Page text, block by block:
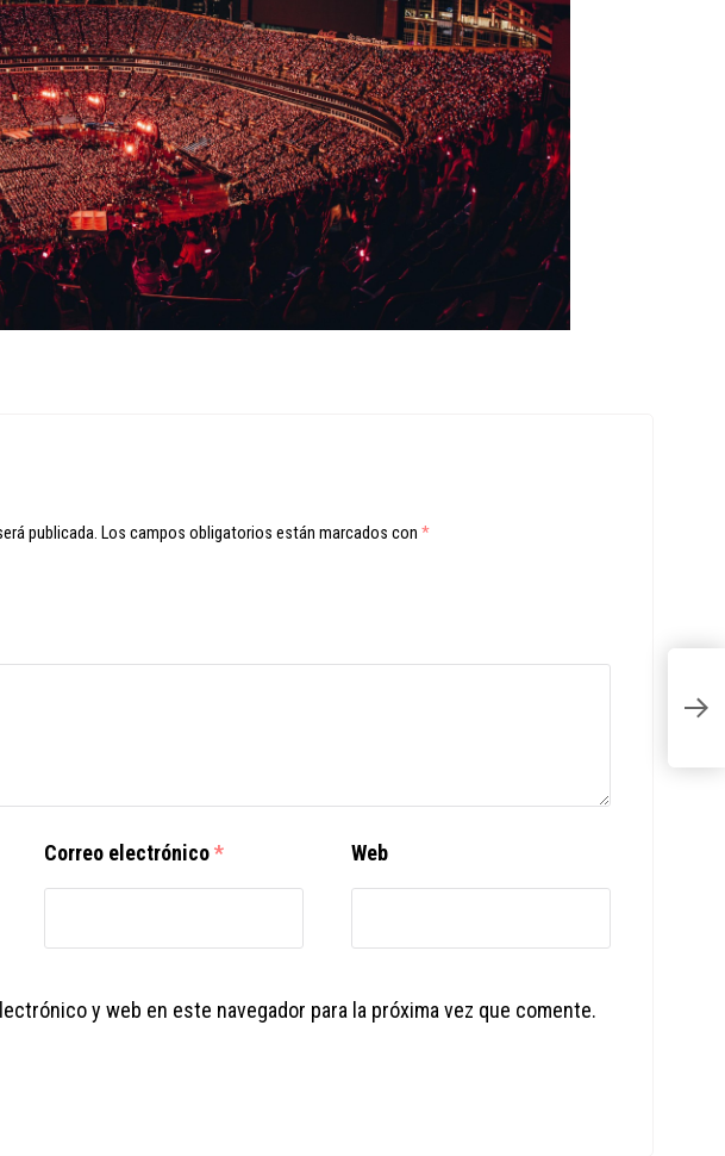
publicada. Los campos obligatorios están marcados con *
Correo electrónico* Web
y web en este navegador para la próxima vez que comente.